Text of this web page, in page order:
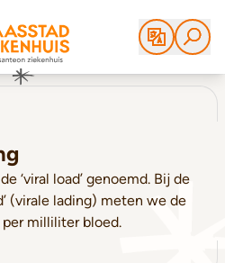
‘viral load’ genoemd. Bij de
(virale lading) meten we de
milliliter bloed.